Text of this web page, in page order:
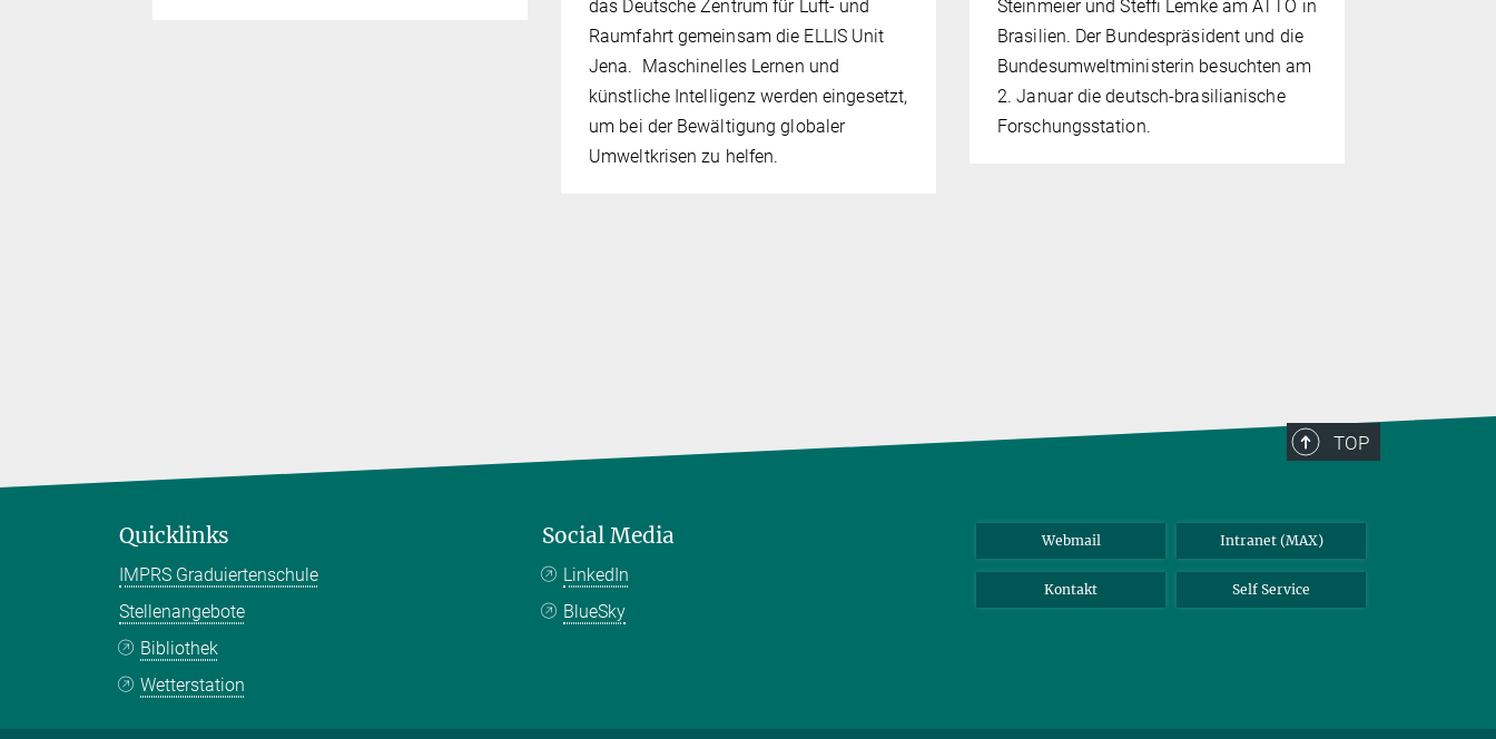
das Deutsche Zentrum für Luft- und
Raumfahrt gemeinsam die ELLIS Unit
Jena. Maschinelles Lernen und
künstliche Intelligenz werden eingesetzt,
um bei der Bewältigung globaler
Umweltkrisen zu helfen.
Steinmeier und Steffi Lemke am ATTO in
Brasilien. Der Bundespräsident und die
Bundesumweltministerin besuchten am
2. Januar die deutsch-brasilianische
Forschungsstation.
TOP
Quicklinks
IMPRS Graduiertenschule
Stellenangebote
Bibliothek
Wetterstation
Social Media
LinkedIn
BlueSky
Webmail Intranet (MAX)
Kontakt Self Service